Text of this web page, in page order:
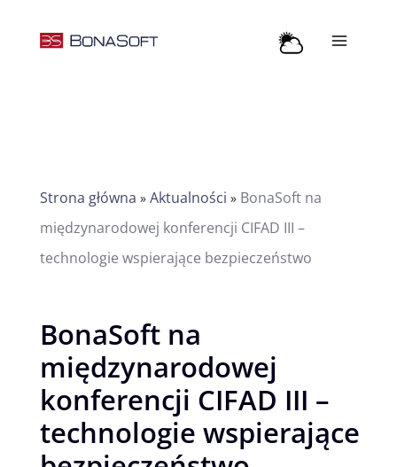
Strona główna » Aktualności » BonaSoft na
międzynarodowej konferencji CIFAD III –
technologie wspierające bezpieczeństwo
BonaSoft na
międzynarodowej
konferencji CIFAD III –
technologie wspierające